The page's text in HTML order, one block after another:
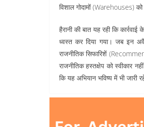
विशाल गोदामों (Warehouses)
हैरानी की बात यह रही कि
ध्वस्त कर दिया गया। जब इन
राजनीतिक सिफारिशें
राजनीतिक हस्तक्षेप को स्वीकार
कि यह अभियान भविष्य में भी